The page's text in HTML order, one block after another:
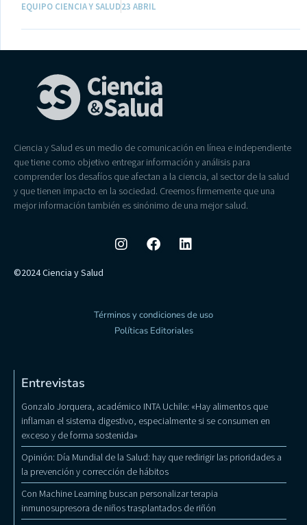
EQUIPO CIENCIA Y SALUD23 ABRIL
Ciencia y Salud es un medio de comunicación en línea e independiente
que tiene como objetivo entregar información y análisis para
comprender los desafíos que afectan a la ciencia, al sector de la salud
y que tienen impacto en la sociedad. Creemos firmemente que una
mejor información también es sinónimo de una mejor salud.
©2024 Ciencia y Salud
Términos y condiciones de uso
Políticas Editoriales
Entrevistas
Gonzalo Jorquera, académico INTA Uchile: «Hay alimentos que
inflaman el sistema digestivo, especialmente si se consumen en
exceso y de forma sostenida»
Opinión: Día Mundial de la Salud: hay que redirigir las prioridades a
la prevención y corrección de hábitos
Con Machine Learning buscan personalizar terapia
inmunosupresora de niños trasplantados de riñón